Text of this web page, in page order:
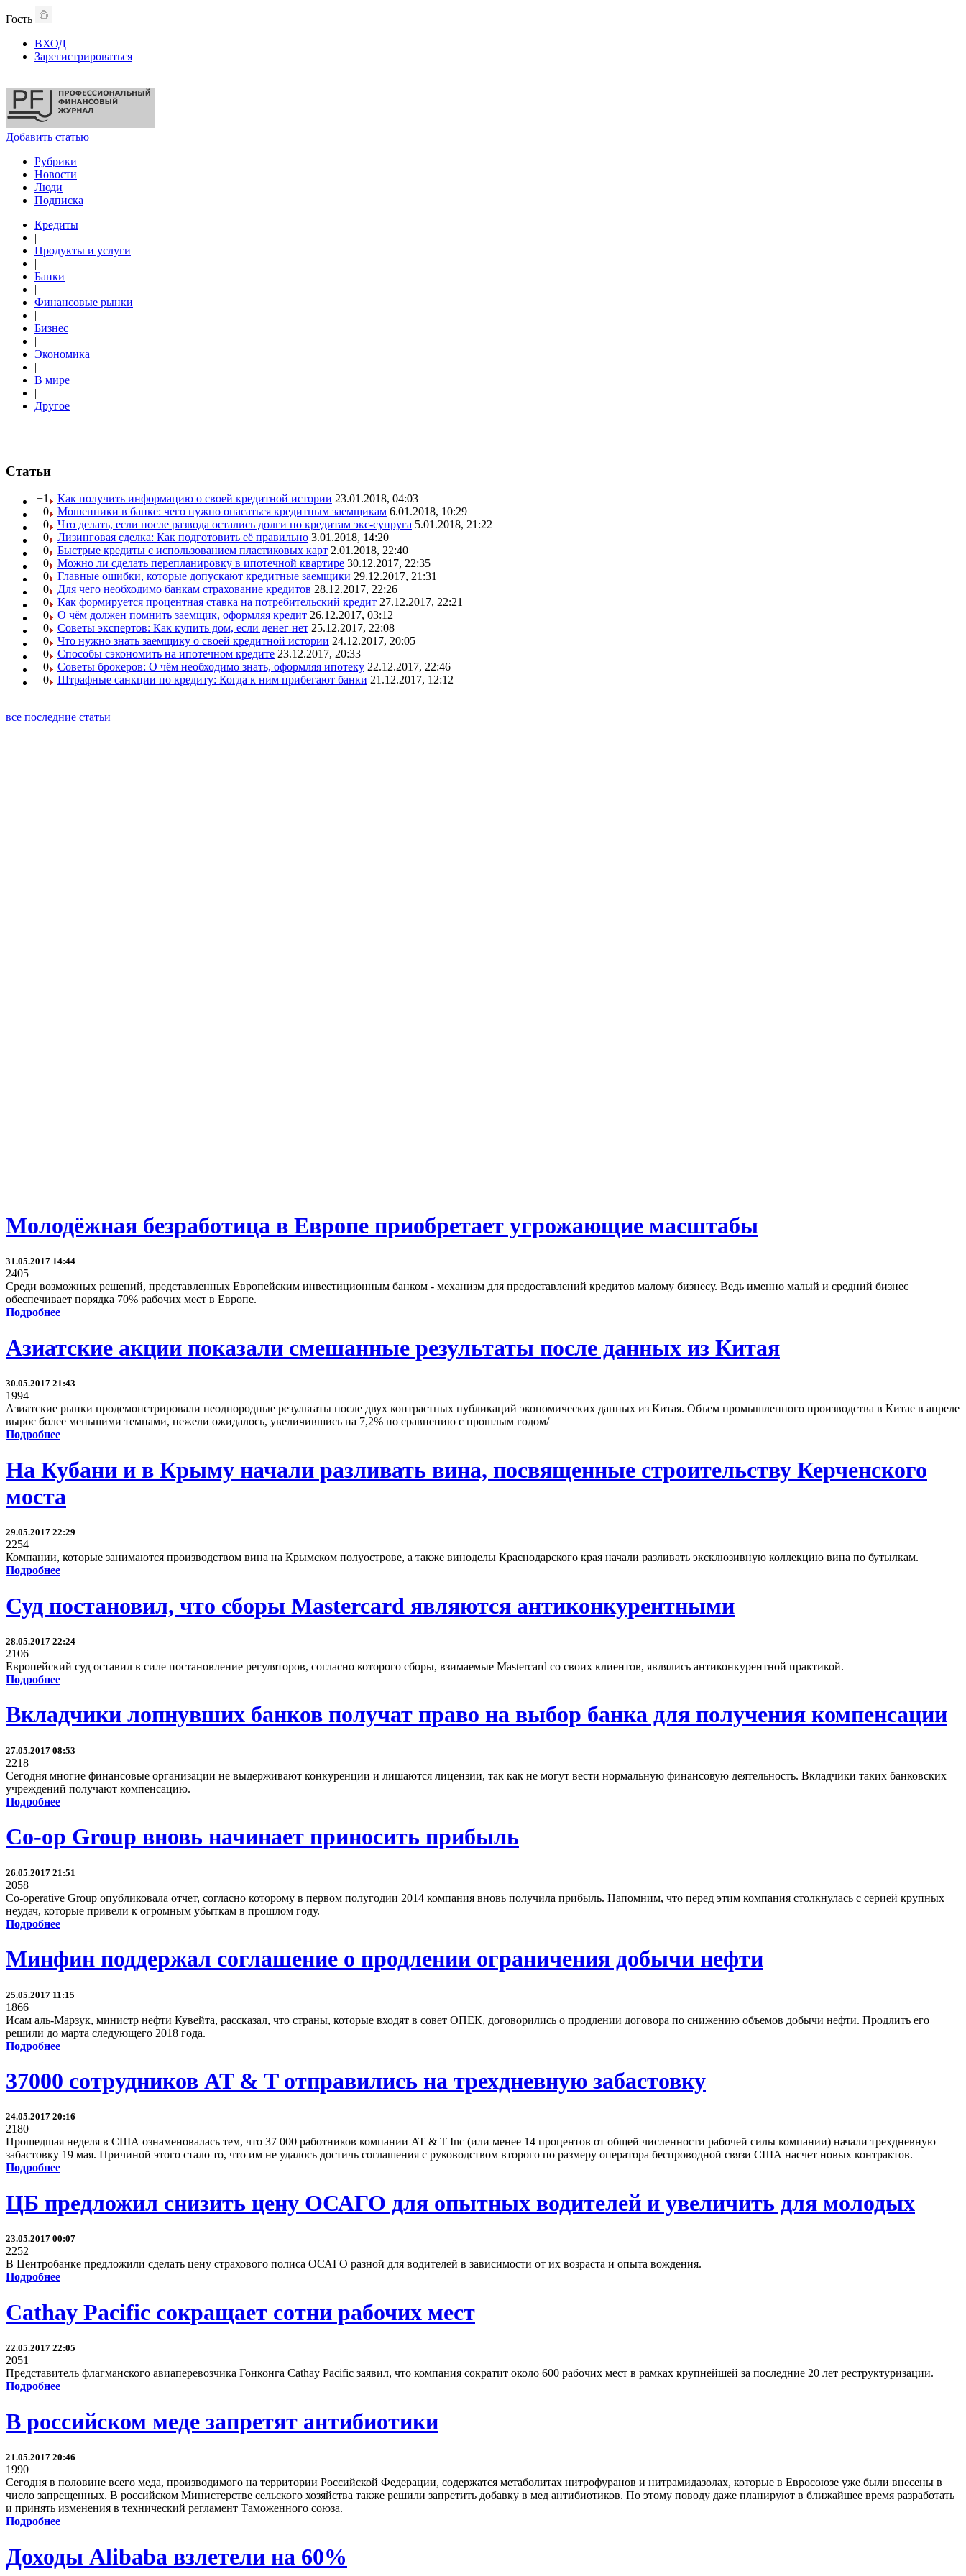
Гость
ВХОД
Зарегистрироваться
Добавить статью
Рубрики
Новости
Люди
Подписка
Кредиты
|
Продукты и услуги
|
Банки
|
Финансовые рынки
|
Бизнес
|
Экономика
|
В мире
|
Другое
Статьи
+1 Как получить информацию о своей кредитной истории 23.01.2018, 04:03
0
Мошенники в банке: чего нужно опасаться кредитным заемщикам 6.01.2018, 10:29
0
Что делать, если после развода остались долги по кредитам экс-супруга 5.01.2018, 21:22
0
Лизинговая сделка: Как подготовить её правильно 3.01.2018, 14:20
0
Быстрые кредиты с использованием пластиковых карт 2.01.2018, 22:40
0
Можно ли сделать перепланировку в ипотечной квартире 30.12.2017, 22:35
0
Главные ошибки, которые допускают кредитные заемщики 29.12.2017, 21:31
0
Для чего необходимо банкам страхование кредитов 28.12.2017, 22:26
0
Как формируется процентная ставка на потребительский кредит 27.12.2017, 22:21
0
О чём должен помнить заемщик, оформляя кредит 26.12.2017, 03:12
0
Советы экспертов: Как купить дом, если денег нет 25.12.2017, 22:08
0
Что нужно знать заемщику о своей кредитной истории 24.12.2017, 20:05
0
Способы сэкономить на ипотечном кредите 23.12.2017, 20:33
0
Советы брокеров: О чём необходимо знать, оформляя ипотеку 22.12.2017, 22:46
0
Штрафные санкции по кредиту: Когда к ним прибегают банки 21.12.2017, 12:12
все последние статьи
Молодёжная безработица в Европе приобретает угрожающие масштабы
31.05.2017 14:44
2405
Среди возможных решений, представленных Европейским инвестиционным банком - механизм для предоставлений кредитов малому бизнесу. Ведь именно малый и средний бизнес
обеспечивает порядка 70% рабочих мест в Европе.
Подробнее
Азиатские акции показали смешанные результаты после данных из Китая
30.05.2017 21:43
1994
Азиатские рынки продемонстрировали неоднородные результаты после двух контрастных публикаций экономических данных из Китая. Объем промышленного производства в Китае в апреле
вырос более меньшими темпами, нежели ожидалось, увеличившись на 7,2% по сравнению с прошлым годом/
Подробнее
На Кубани и в Крыму начали разливать вина, посвященные строительству Керченского
моста
29.05.2017 22:29
2254
Компании, которые занимаются производством вина на Крымском полуострове, а также виноделы Краснодарского края начали разливать эксклюзивную коллекцию вина по бутылкам.
Подробнее
Суд постановил, что сборы Mastercard являются антиконкурентными
28.05.2017 22:24
2106
Европейский суд оставил в силе постановление регуляторов, согласно которого сборы, взимаемые Mastercard со своих клиентов, являлись антиконкурентной практикой.
Подробнее
Вкладчики лопнувших банков получат право на выбор банка для получения компенсации
27.05.2017 08:53
2218
Сегодня многие финансовые организации не выдерживают конкуренции и лишаются лицензии, так как не могут вести нормальную финансовую деятельность. Вкладчики таких банковских
учреждений получают компенсацию.
Подробнее
Co-op Group вновь начинает приносить прибыль
26.05.2017 21:51
2058
Co-operative Group опубликовала отчет, согласно которому в первом полугодии 2014 компания вновь получила прибыль. Напомним, что перед этим компания столкнулась с серией крупных
неудач, которые привели к огромным убыткам в прошлом году.
Подробнее
Минфин поддержал соглашение о продлении ограничения добычи нефти
25.05.2017 11:15
1866
Исам аль-Марзук, министр нефти Кувейта, рассказал, что страны, которые входят в совет ОПЕК, договорились о продлении договора по снижению объемов добычи нефти. Продлить его
решили до марта следующего 2018 года.
Подробнее
37000 сотрудников AT & T отправились на трехдневную забастовку
24.05.2017 20:16
2180
Прошедшая неделя в США ознаменовалась тем, что 37 000 работников компании AT & T Inc (или менее 14 процентов от общей численности рабочей силы компании) начали трехдневную
забастовку 19 мая. Причиной этого стало то, что им не удалось достичь соглашения с руководством второго по размеру оператора беспроводной связи США насчет новых контрактов.
Подробнее
ЦБ предложил снизить цену ОСАГО для опытных водителей и увеличить для молодых
23.05.2017 00:07
2252
В Центробанке предложили сделать цену страхового полиса ОСАГО разной для водителей в зависимости от их возраста и опыта вождения.
Подробнее
Cathay Pacific сокращает сотни рабочих мест
22.05.2017 22:05
2051
Представитель флагманского авиаперевозчика Гонконга Cathay Pacific заявил, что компания сократит около 600 рабочих мест в рамках крупнейшей за последние 20 лет реструктуризации.
Подробнее
В российском меде запретят антибиотики
21.05.2017 20:46
1990
Сегодня в половине всего меда, производимого на территории Российской Федерации, содержатся метаболитах нитрофуранов и нитрамидазолах, которые в Евросоюзе уже были внесены в
число запрещенных. В российском Министерстве сельского хозяйства также решили запретить добавку в мед антибиотиков. По этому поводу даже планируют в ближайшее время разработать
и принять изменения в технический регламент Таможенного союза.
Подробнее
Доходы Alibaba взлетели на 60%